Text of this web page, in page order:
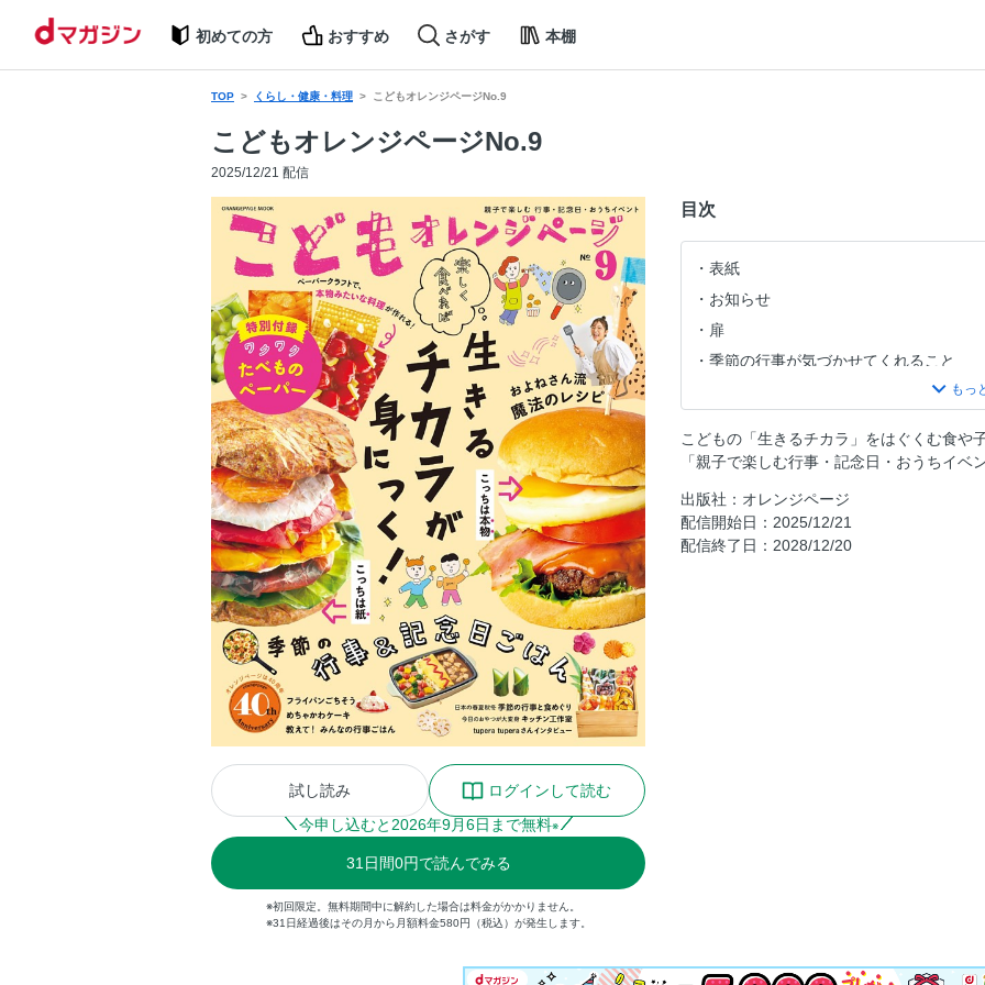
初めての方 おすすめ さがす 本棚
TOP くらし・健康・料理 こどもオレンジページNo.9
こどもオレンジページNo.9
2025/12/21 配信
試し読み
ログインして読む
今申し込むと 2026年9月6日まで無料※
31 日間0円で読んでみる
※初回限定。無料期間中に解約した場合は料金がかかりません。
※31日経過後はその月から月額料金580円（税込）が発生します。
目次
表紙
お知らせ
扉
季節の行事が気づかせてくれること
●Part1 およねさん流 魔法のホットプレ
みんなでワイワイ！お好みハンバーガー
たこ焼きプレートでいろいろミニキッシ
きることを全力で
こどもの「生きるチカラ」をはぐくむ食や
「親子で楽しむ行事・記念日・おうちイベ
出版社：オレンジページ
配信開始日：2025/12/21
配信終了日：2028/12/20